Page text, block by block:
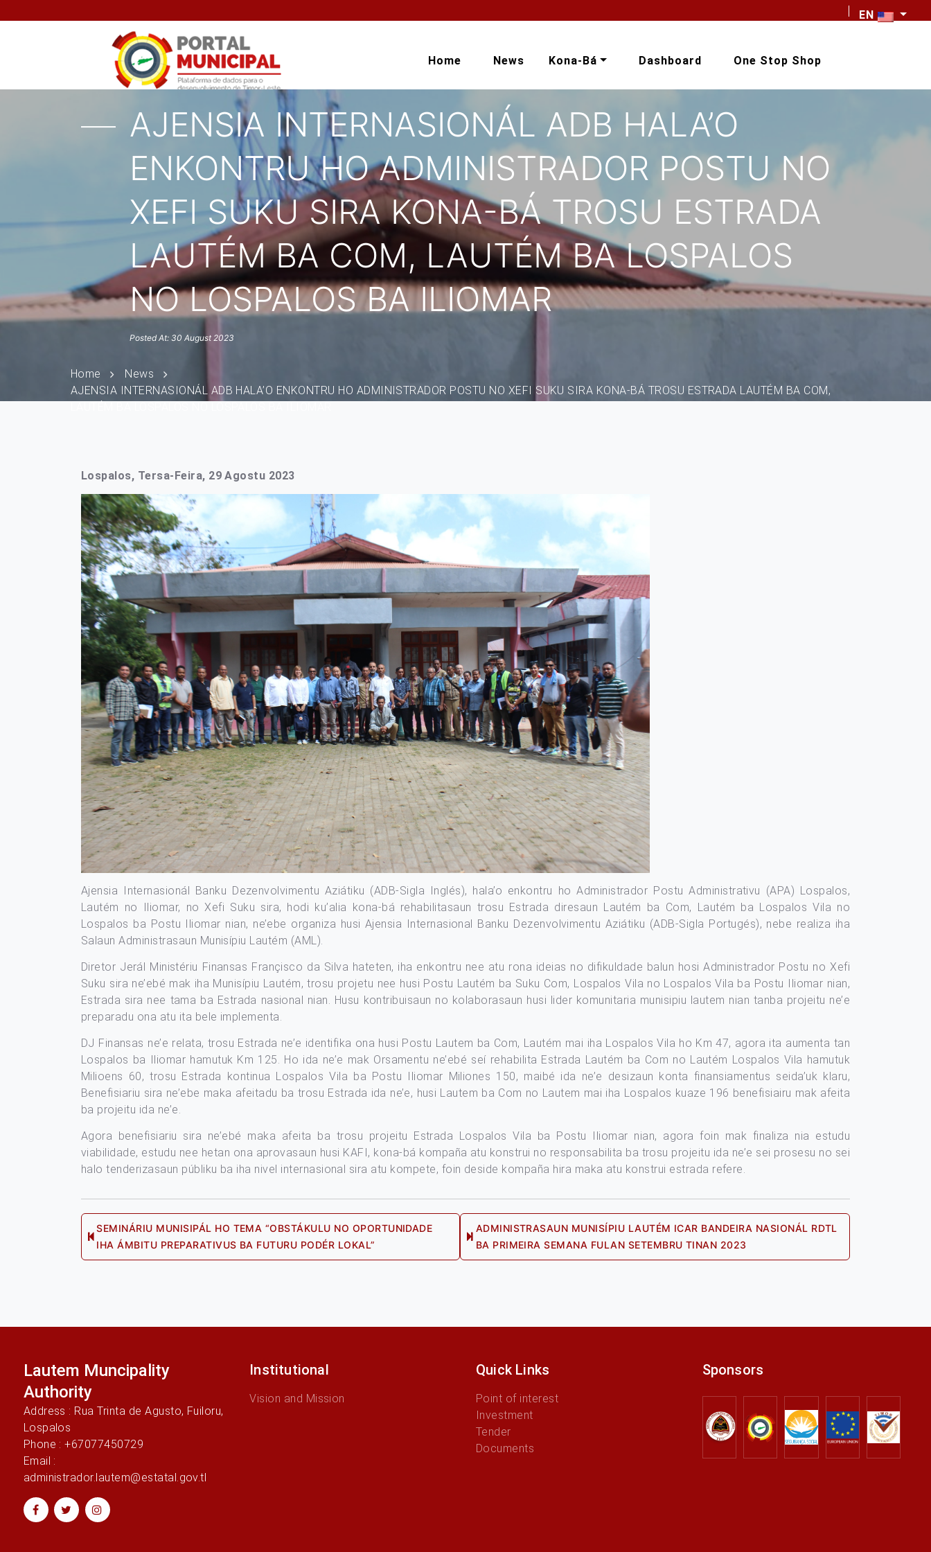
EN
Home News Kona-Bá Dashboard One Stop Shop
AJENSIA INTERNASIONÁL ADB HALA’O
ENKONTRU HO ADMINISTRADOR POSTU NO
XEFI SUKU SIRA KONA-BÁ TROSU ESTRADA
LAUTÉM BA COM, LAUTÉM BA LOSPALOS
NO LOSPALOS BA ILIOMAR
Posted At: 30 August 2023
Home
News
AJENSIA INTERNASIONÁL ADB HALA’O ENKONTRU HO ADMINISTRADOR POSTU NO XEFI SUKU SIRA KONA-BÁ TROSU ESTRADA LAUTÉM BA COM,
Lospalos, Tersa-Feira, 29 Agostu 2023
Ajensia Internasionál Banku Dezenvolvimentu Aziátiku (ADB-Sigla Inglés), hala’o enkontru ho Administrador Postu Administrativu (APA) Lospalos,
Lautém no Iliomar, no Xefi Suku sira, hodi ku’alia kona-bá rehabilitasaun trosu Estrada diresaun Lautém ba Com, Lautém ba Lospalos Vila no
Lospalos ba Postu Iliomar nian, ne’ebe organiza husi Ajensia Internasional Banku Dezenvolvimentu Aziátiku (ADB-Sigla Portugés), nebe realiza iha
Salaun Administrasaun Munisípiu Lautém (AML).
Diretor Jerál Ministériu Finansas Françisco da Silva hateten, iha enkontru nee atu rona ideias no difikuldade balun hosi Administrador Postu no Xefi
Suku sira ne’ebé mak iha Munisípiu Lautém, trosu projetu nee husi Postu Lautém ba Suku Com, Lospalos Vila no Lospalos Vila ba Postu Iliomar nian,
Estrada sira nee tama ba Estrada nasional nian. Husu kontribuisaun no kolaborasaun husi lider komunitaria munisipiu lautem nian tanba projeitu ne’e
preparadu ona atu ita bele implementa.
DJ Finansas ne’e relata, trosu Estrada ne’e identifika ona husi Postu Lautem ba Com, Lautém mai iha Lospalos Vila ho Km 47, agora ita aumenta tan
Lospalos ba Iliomar hamutuk Km 125. Ho ida ne’e mak Orsamentu ne’ebé seí rehabilita Estrada Lautém ba Com no Lautém Lospalos Vila hamutuk
Milioens 60, trosu Estrada kontinua Lospalos Vila ba Postu Iliomar Miliones 150, maibé ida ne’e desizaun konta finansiamentus seida’uk klaru,
Benefisiariu sira ne’ebe maka afeitadu ba trosu Estrada ida ne’e, husi Lautem ba Com no Lautem mai iha Lospalos kuaze 196 benefisiairu mak afeita
ba projeitu ida ne’e.
Agora benefisiariu sira ne’ebé maka afeita ba trosu projeitu Estrada Lospalos Vila ba Postu Iliomar nian, agora foin mak finaliza nia estudu
viabilidade, estudu nee hetan ona aprovasaun husi KAFI, kona-bá kompaña atu konstrui no responsabilita ba trosu projeitu ida ne’e sei prosesu no sei
halo tenderizasaun públiku ba iha nivel internasional sira atu kompete, foin deside kompaña hira maka atu konstrui estrada refere.
Post
Previous
post:
SEMINÁRIU MUNISIPÁL HO TEMA “OBSTÁKULU NO OPORTUNIDADE
IHA ÁMBITU PREPARATIVUS BA FUTURU PODÉR LOKAL”
Next
post:
ADMINISTRASAUN MUNISÍPIU LAUTÉM ICAR BANDEIRA NASIONÁL RDTL
BA PRIMEIRA SEMANA FULAN SETEMBRU TINAN 2023
Lautem Muncipality
Authority
Address : Rua Trinta de Agusto, Fuiloru,
Lospalos
Phone : +67077450729
Email :
administrador.lautem@estatal.gov.tl
Institutional
Vision and Mission
Quick Links
Point of interest
Investment
Tender
Documents
Sponsors